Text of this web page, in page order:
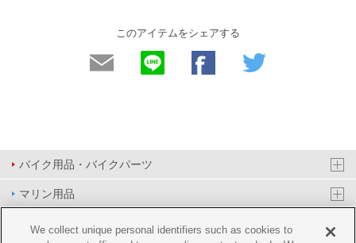
このアイテムをシェアする
バイク用品・バイクパーツ
マリン用品
PAS/YPJ用品
We collect unique personal identifiers such as cookies to